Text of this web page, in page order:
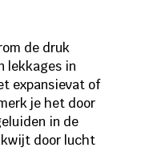
de druk
lekkages in
expansievat of
je het door
in de
door lucht